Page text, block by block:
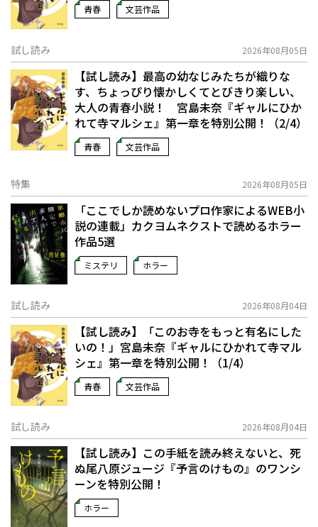
青春 文芸作品
試し読み 2026年08月05日
【試し読み】最高の幼なじみたちが織りな
す、ちょっぴり懐かしくてとびきり楽しい、
大人の青春小説！ 宮島未奈『ギャルにひか
れて寺マルシェ』第一章を特別公開！（2/4）
青春 文芸作品
特集 2026年08月05日
「ここでしか読めないプロ作家によるWEB小
説の連載」――カクヨムネクストで読めるホラー
作品5選
ミステリ ホラー
試し読み 2026年08月04日
【試し読み】「このお寺をもっと有名にした
いの！」宮島未奈『ギャルにひかれて寺マル
シェ』第一章を特別公開！（1/4）
青春 文芸作品
試し読み 2026年08月04日
【試し読み】この手紙を読み終えないと、死
ぬ――尾八原ジュージ『予言のけもの』のワンシ
ーンを特別公開！
ホラー